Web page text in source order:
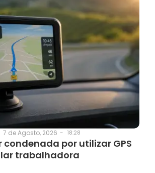
7 de Agosto, 2026 - 18:28
condenada por utilizar GPS
trabalhadora